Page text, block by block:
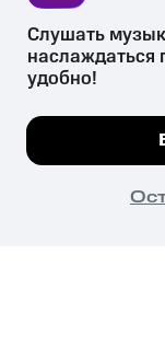
психотропных
их незаконный
законодательством
© 2026 ООО «КИОН».
Все права
Мы
Слушать
наслаждаться
удобно!